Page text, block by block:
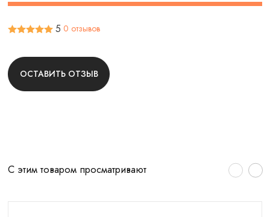
5 0 отзывов
ОСТАВИТЬ ОТЗЫВ
С этим товаром просматривают